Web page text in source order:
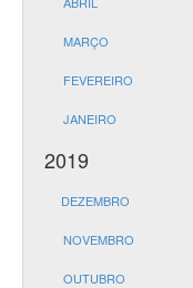
MARÇO
FEVEREIRO
JANEIRO
2019
DEZEMBRO
NOVEMBRO
OUTUBRO